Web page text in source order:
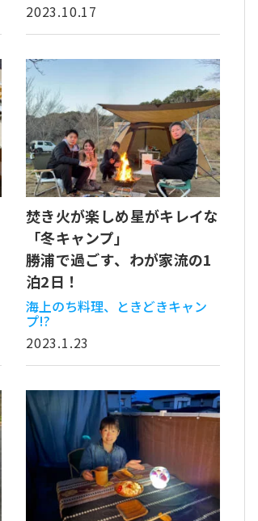
2023.10.17
焚き火が楽しめ星がキレイな
「冬キャンプ」
勝浦で過ごす、わが家流の1
泊2日！
海上のち料理、ときどきキャン
プ!?
2023.1.23